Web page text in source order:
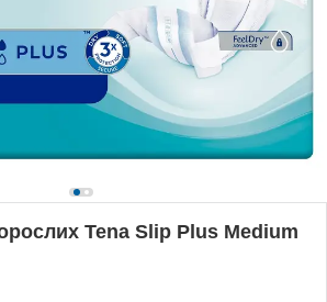
Tena Slip Plus Medium